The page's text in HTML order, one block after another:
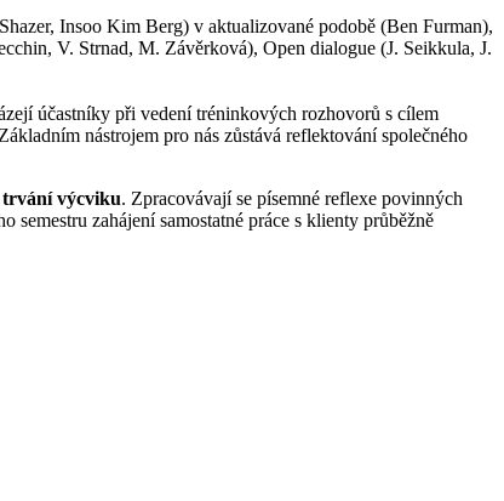
Insoo Kim Berg) v aktualizované podobě (Ben Furman),
V. Strnad, M. Závěrková), Open dialogue (J. Seikkula, J.
účastníky při vedení tréninkových rozhovorů s cílem
nástrojem pro nás zůstává reflektování společného
výcviku. Zpracovávají se písemné reflexe povinných
semestru zahájení samostatné práce s klienty průběžně